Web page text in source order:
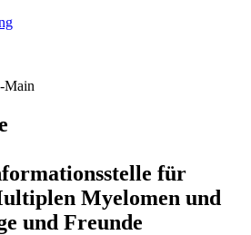
für
Myelomen und
und Freunde